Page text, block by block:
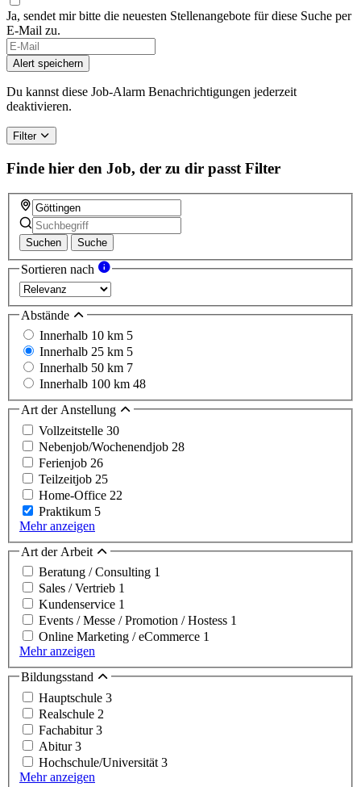
Ja, sendet mir bitte die neuesten Stellenangebote für diese Suche per
E-Mail zu.
Alert speichern
Du kannst diese Job-Alarm Benachrichtigungen jederzeit
deaktivieren.
Filter
Finde hier den Job, der zu dir passt Filter
Suchen Suche
Sortieren nach
Abstände
Innerhalb 10 km 5
Innerhalb 25 km 5
Innerhalb 50 km 7
Innerhalb 100 km 48
Art der Anstellung
Vollzeitstelle 30
Nebenjob/Wochenendjob 28
Ferienjob 26
Teilzeitjob 25
Home-Office 22
Praktikum 5
Mehr anzeigen
Art der Arbeit
Beratung / Consulting 1
Sales / Vertrieb 1
Kundenservice 1
Events / Messe / Promotion / Hostess 1
Online Marketing / eCommerce 1
Mehr anzeigen
Bildungsstand
Hauptschule 3
Realschule 2
Fachabitur3
Abitur3
Hochschule/Universität 3
Mehr anzeigen